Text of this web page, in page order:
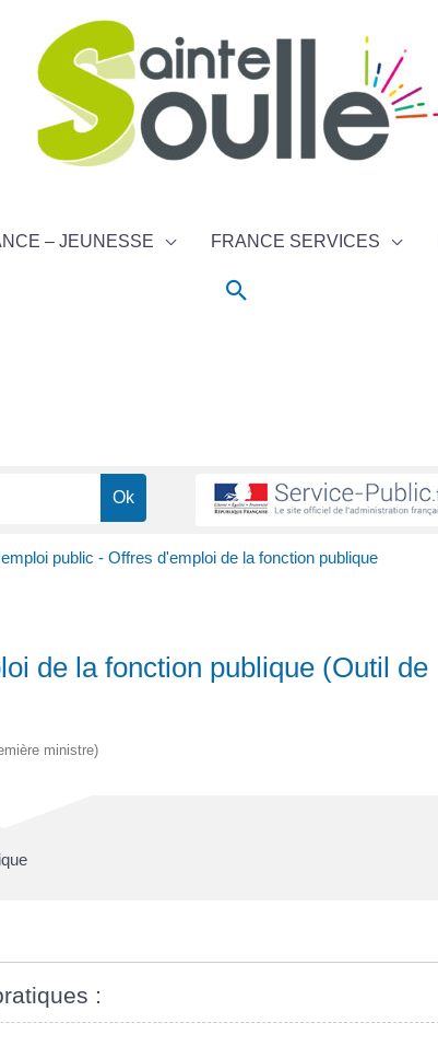
– JEUNESSE FRANCE SERVICES
Rechercher
public - Offres d'emploi de la fonction publique
de la fonction publique (Outil de
ministre)
: